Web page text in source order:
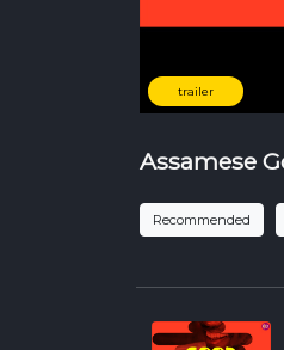
trailer
Assamese
Recommended